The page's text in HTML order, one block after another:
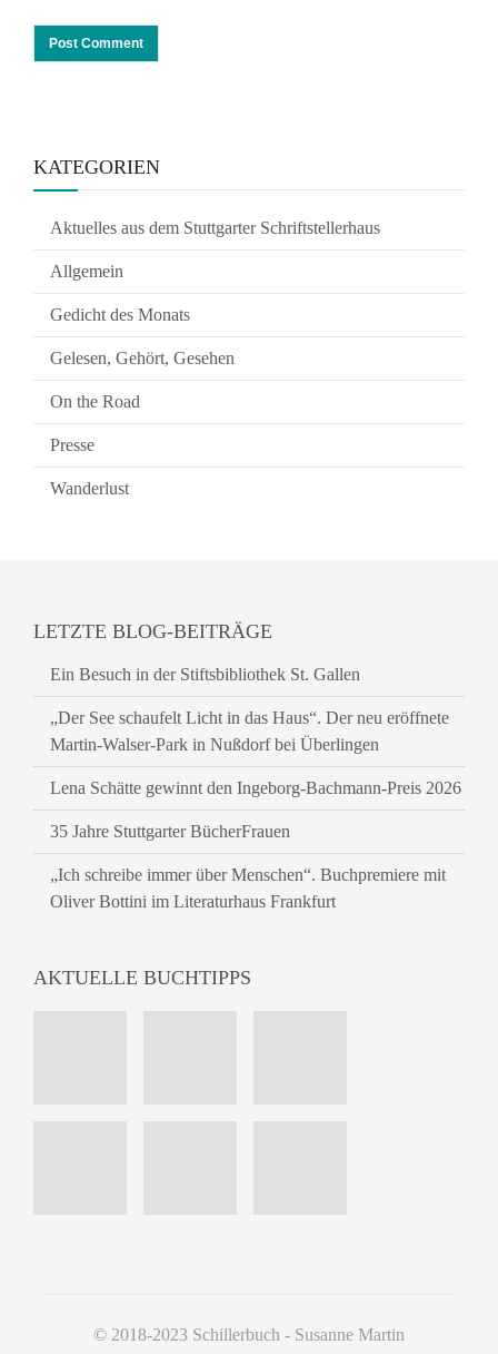
KATEGORIEN
Aktuelles aus dem Stuttgarter Schriftstellerhaus
Allgemein
Gedicht des Monats
Gelesen, Gehört, Gesehen
On the Road
Presse
Wanderlust
LETZTE BLOG-BEITRÄGE
Ein Besuch in der Stiftsbibliothek St. Gallen
„Der See schaufelt Licht in das Haus“. Der neu eröffnete
Martin-Walser-Park in Nußdorf bei Überlingen
Lena Schätte gewinnt den Ingeborg-Bachmann-Preis 2026
35 Jahre Stuttgarter BücherFrauen
„Ich schreibe immer über Menschen“. Buchpremiere mit
Oliver Bottini im Literaturhaus Frankfurt
AKTUELLE BUCHTIPPS
© 2018-2023 Schillerbuch - Susanne Martin